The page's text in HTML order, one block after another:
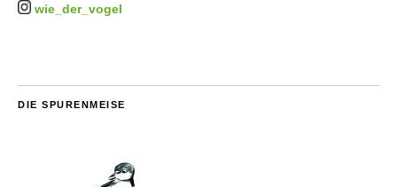
wie_der_vogel
DIE SPURENMEISE